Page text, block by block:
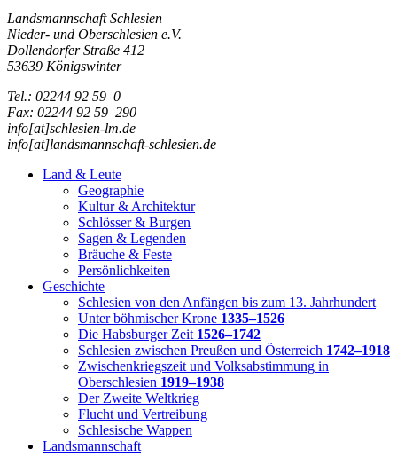
Landsmannschaft Schlesien
Nieder- und Oberschlesien e.V.
Dollendorfer Straße 412
53639 Königswinter
Tel.: 02244 92 59–0
Fax: 02244 92 59–290
info[at]schlesien-lm.de
info[at]landsmannschaft-schlesien.de
Land & Leute
Geographie
Kultur & Architektur
Schlösser & Burgen
Sagen & Legenden
Bräuche & Feste
Persönlichkeiten
Geschichte
Schlesien von den Anfängen bis zum 13. Jahrhundert
Unter böhmischer Krone 1335–1526
Die Habsburger Zeit 1526–1742
Schlesien zwischen Preußen und Österreich 1742–1918
Zwischenkriegszeit und Volksabstimmung in
Oberschlesien 1919–1938
Der Zweite Weltkrieg
Flucht und Vertreibung
Schlesische Wappen
Landsmannschaft